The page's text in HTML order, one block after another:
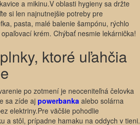
a mikinu.V oblasti hygieny sa držte
si len najnutnejšie potreby pre
pasta, malé balenie šampónu, rýchlo
krém. Chýbať nesmie lekárnička!
ktoré uľahčia
po zotmení je neoceniteľná čelovka
sa zíde aj powerbanka alebo solárna
elektriny.Pre väčšie pohodlie
a stôl, prípadne hamaku na oddych v tieni.